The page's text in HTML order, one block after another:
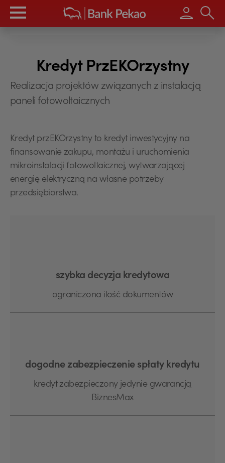
Wpisz
Kredyt PrzEKOrzystny
Realizacja projektów związanych z instalacją
paneli fotowoltaicznych
Kredyt przEKOrzystny to kredyt inwestycyjny na
finansowanie zakupu, montażu i uruchomienia
mikroinstalacji fotowoltaicznej, wytwarzającej
energię elektryczną na własne potrzeby
przedsiębiorstwa.
szybka decyzja kredytowa
ograniczona ilość dokumentów
dogodne zabezpieczenie spłaty kredytu
kredyt zabezpieczony jedynie gwarancją
BiznesMax